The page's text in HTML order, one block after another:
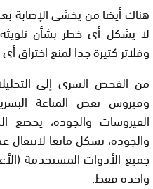
هناك أيضا من يخشى الإصابة
لا يشكل أي خطر بشأن
وفلاتر كثيرة جدا لمنع اختراق
من الفحص السري إلى
وفيروس نقص المناعة
الفيروسات والجودة، يخضع
والجودة، تشكل مانعا لانتقال
جميع الأدوات المستخدمة
واحدة فقط.